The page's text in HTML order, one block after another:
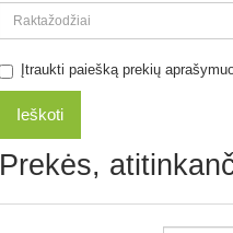
Įtraukti paiešką prekių
Prekės,